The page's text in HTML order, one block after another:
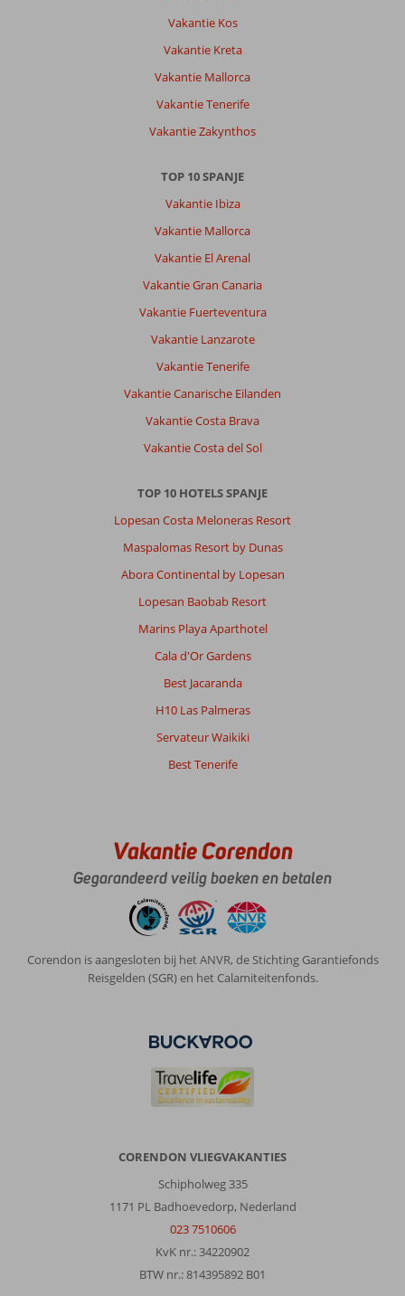
Vakantie Kos
Vakantie Kreta
Vakantie Mallorca
Vakantie Tenerife
Vakantie Zakynthos
TOP 10 SPANJE
Vakantie Ibiza
Vakantie Mallorca
Vakantie El Arenal
Vakantie Gran Canaria
Vakantie Fuerteventura
Vakantie Lanzarote
Vakantie Tenerife
Vakantie Canarische Eilanden
Vakantie Costa Brava
Vakantie Costa del Sol
TOP 10 HOTELS SPANJE
Lopesan Costa Meloneras Resort
Maspalomas Resort by Dunas
Abora Continental by Lopesan
Lopesan Baobab Resort
Marins Playa Aparthotel
Cala d'Or Gardens
Best Jacaranda
H10 Las Palmeras
Servateur Waikiki
Best Tenerife
Vakantie Corendon
Gegarandeerd veilig boeken en betalen
Corendon is aangesloten bij het ANVR, de Stichting Garantiefonds
Reisgelden (SGR) en het Calamiteitenfonds.
CORENDON VLIEGVAKANTIES
Schipholweg 335
1171 PL Badhoevedorp, Nederland
023 7510606
KvK nr.: 34220902
BTW nr.: 814395892 B01